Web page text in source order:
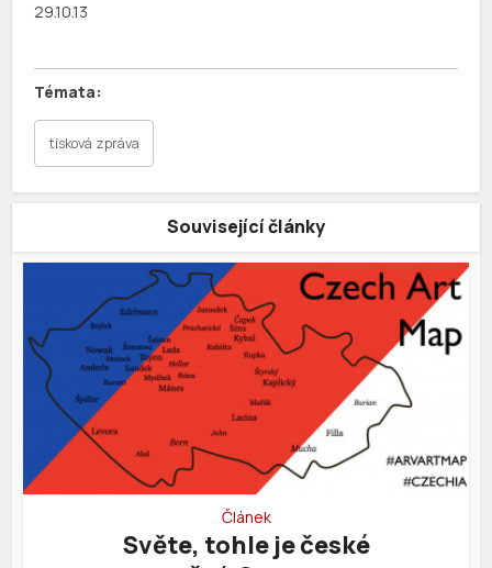
29.10.13
tisková zpráva
Související články
Článek
Světe, tohle je české